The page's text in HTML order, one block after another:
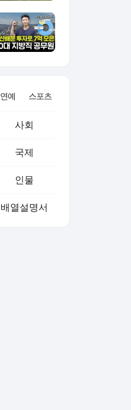
연예 스포츠
사회
국제
인물
배열설명서